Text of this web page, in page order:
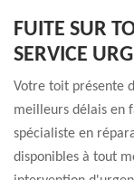
FUITE SUR
SERVICE
Votre toit présente
meilleurs délais en
spécialiste en
disponibles à tout